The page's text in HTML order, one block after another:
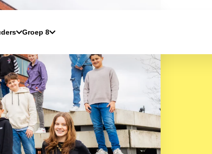
Groep 8